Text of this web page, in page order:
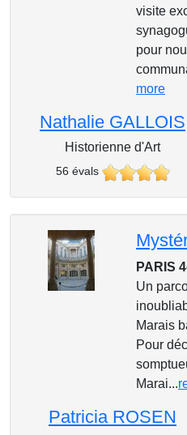
visite
pour
more
Nathalie GALLOIS
Historienne d'Art
56 évals
PARIS
Un
Marais
Pour
Marai...
Patricia ROSEN